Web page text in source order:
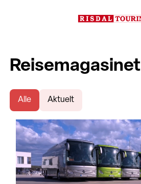
Reisemagasinet
Alle Aktuelt